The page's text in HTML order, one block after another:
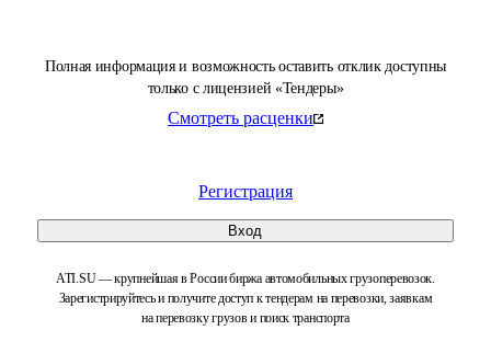
Полная информация и возможность оставить отклик доступны
только с лицензией «Тендеры»
Смотреть расценки
Регистрация
Вход
ATI.SU — крупнейшая в России биржа автомобильных грузоперевозок.
Зарегистрируйтесь и получите доступ к тендерам на перевозки, заявкам
на перевозку грузов и поиск транспорта